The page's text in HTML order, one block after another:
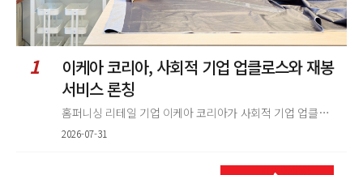
1
이케아 코리아, 사회적 기업 업클로스와 재봉
서비스 론칭
홈퍼니싱 리테일 기업 이케아 코리아가 사회적 기업 업클로스(Upcloth)와 협력해 재봉 서비스를 선보인다. 이번 협업은 이케
2026-07-31